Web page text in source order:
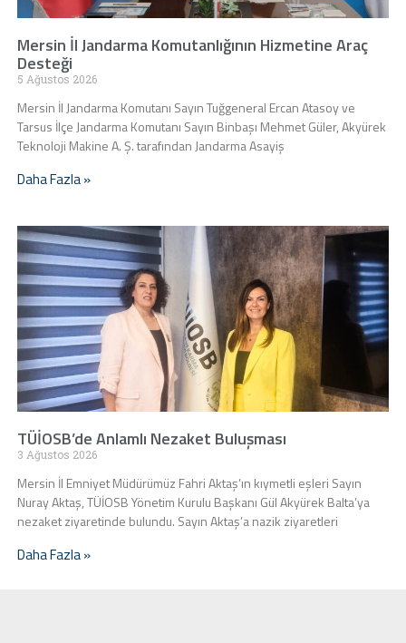
Mersin İl Jandarma Komutanlığının Hizmetine Araç
Desteği
5 Ağustos 2026
Mersin İl Jandarma Komutanı Sayın Tuğgeneral Ercan Atasoy ve
Tarsus İlçe Jandarma Komutanı Sayın Binbaşı Mehmet Güler, Akyürek
Teknoloji Makine A. Ş. tarafından Jandarma Asayiş
Daha Fazla »
TÜİOSB’de Anlamlı Nezaket Buluşması
3 Ağustos 2026
Mersin İl Emniyet Müdürümüz Fahri Aktaş’ın kıymetli eşleri Sayın
Nuray Aktaş, TÜİOSB Yönetim Kurulu Başkanı Gül Akyürek Balta’ya
nezaket ziyaretinde bulundu. Sayın Aktaş’a nazik ziyaretleri
Daha Fazla »